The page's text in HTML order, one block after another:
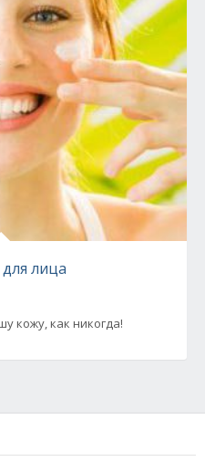
лица
кожу, как никогда!